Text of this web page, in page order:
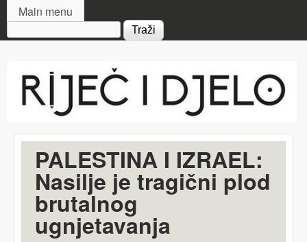
MAIN MENU
Main menu
Search form
i djelo
PALESTINA I IZRAEL:
Nasilje je tragični plod
brutalnog
ugnjetavanja